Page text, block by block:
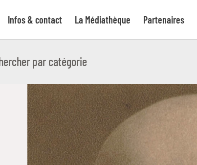
Infos & contact La Médiathèque Partenaires
par catégorie